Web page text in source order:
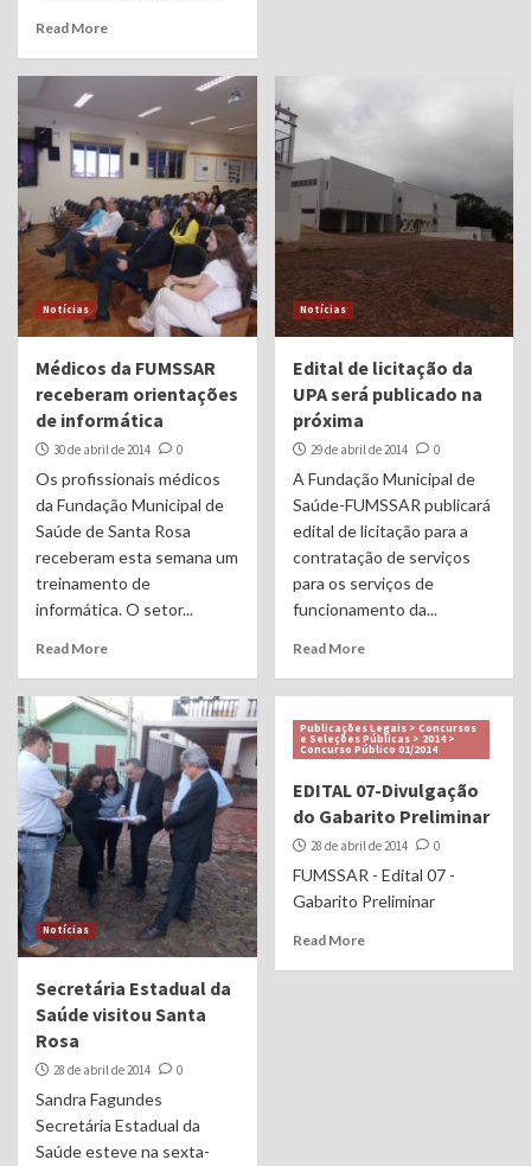
Read More
Notícias
Médicos da FUMSSAR
receberam orientações
de informática
30 de abril de 2014 0
Os profissionais médicos
da Fundação Municipal de
Saúde de Santa Rosa
receberam esta semana um
treinamento de
informática. O setor...
Read More
Notícias
Edital de licitação da
UPA será publicado na
próxima
29 de abril de 2014 0
A Fundação Municipal de
Saúde-FUMSSAR publicará
edital de licitação para a
contratação de serviços
para os serviços de
funcionamento da...
Read More
Notícias
Secretária Estadual da
Saúde visitou Santa
Rosa
28 de abril de 2014 0
Sandra Fagundes
Secretária Estadual da
Saúde esteve na sexta-
Publicações Legais > Concursos
e Seleções Públicas > 2014 >
Concurso Público 01/2014
EDITAL 07-Divulgação
do Gabarito Preliminar
28 de abril de 2014 0
FUMSSAR - Edital 07 -
Gabarito Preliminar
Read More